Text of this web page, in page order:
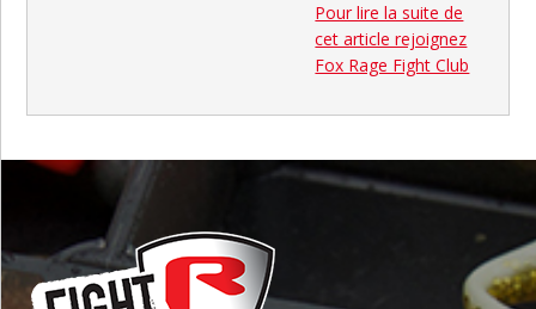
Pour lire la suite de
cet article rejoignez
Fox Rage Fight Club